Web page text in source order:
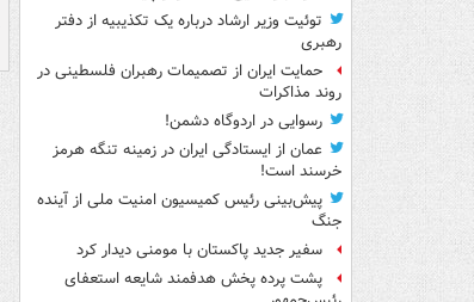
توئیت وزیر ارشاد درباره یک تکذیبیه از دفتر
رهبری
حمایت ایران از تصمیمات رهبران فلسطینی در
روند مذاکرات
رسوایی در اردوگاه دشمن!
عمان از ایستادگی ایران در زمینه تنگه هرمز
خرسند است!
پیش‌بینی رئیس کمیسیون امنیت ملی از آینده
جنگ
سفیر جدید پاکستان با مومنی دیدار کرد
پشت پرده پخش هدفمند شایعه استعفای